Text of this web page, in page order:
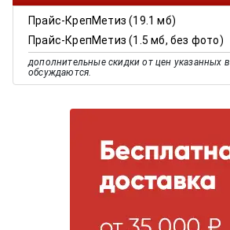
Прайс-КрепМетиз (19.1 мб)
Прайс-КрепМетиз (1.5 мб, без фото)
дополнительные скидки от цен указанных
обсуждаются.